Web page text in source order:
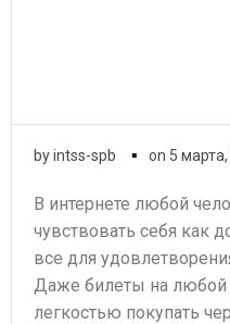
byintss-spb ▪ on 5 марта,
В интернете любой
чувствовать себя как
все для
Даже билеты на любой
легкостью покупать